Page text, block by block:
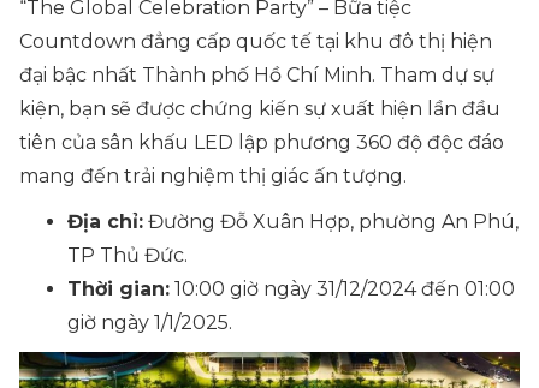
“The Global Celebration Party” – Bữa tiệc
Countdown đẳng cấp quốc tế tại khu đô thị hiện
đại bậc nhất Thành phố Hồ Chí Minh. Tham dự sự
kiện, bạn sẽ được chứng kiến sự xuất hiện lần đầu
tiên của sân khấu LED lập phương 360 độ độc đáo
mang đến trải nghiệm thị giác ấn tượng.
Địa chỉ: Đường Đỗ Xuân Hợp, phường An Phú,
TP Thủ Đức.
Thời gian: 10:00 giờ ngày 31/12/2024 đến 01:00
giờ ngày 1/1/2025.